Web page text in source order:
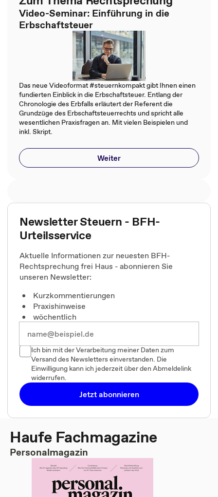
Video-Seminar: Einführung in die
Erbschaftsteuer
Das neue Videoformat #steuernkompakt gibt Ihnen einen
fundierten Einblick in die Erbschaftsteuer. Entlang der
Chronologie des Erbfalls erläutert der Referent die
Grundzüge des Erbschaftsteuerrechts und spricht alle
wesentlichen Praxisfragen an. Mit vielen Beispielen und
inkl. Skript.
Weiter
Newsletter Steuern - BFH-
Urteilsservice
Aktuelle Informationen zur neuesten BFH-
Rechtsprechung frei Haus - abonnieren Sie
unseren Newsletter:
Kurzkommentierungen
Praxishinweise
wöchentlich
Ich bin mit der Verarbeitung meiner Daten zum
Versand des Newsletters einverstanden. Die
Einwilligung kann ich jederzeit über den Abmeldelink
widerrufen.
Jetzt abonnieren
Haufe Fachmagazine
Personalmagazin